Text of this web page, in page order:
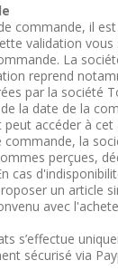
commande, il
validation
La
reprend
par la société
la date de la
peut accéder à
commande, la
perçues,
cas
un article
avec
s’effectue
sécurisé via